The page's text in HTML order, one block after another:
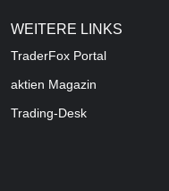
WEITERE LINKS
TraderFox Portal
aktien Magazin
Trading-Desk